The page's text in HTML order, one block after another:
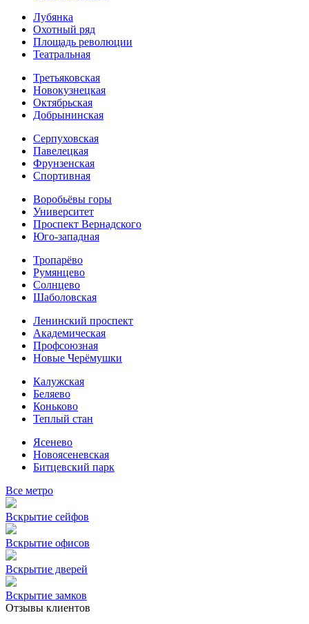
Лубянка
Охотный ряд
Площадь революции
Театральная
Третьяковская
Новокузнецкая
Октябрьская
Добрынинская
Серпуховская
Павелецкая
Фрунзенская
Спортивная
Воробьёвы горы
Университет
Проспект Вернадского
Юго-западная
Тропарёво
Румянцево
Солнцево
Шаболовская
Ленинский проспект
Академическая
Профсоюзная
Новые Черёмушки
Калужская
Беляево
Коньково
Теплый стан
Ясенево
Новоясеневская
Битцевский парк
Все метро
Вскрытие сейфов
Вскрытие офисов
Вскрытие дверей
Вскрытие замков
Отзывы клиентов